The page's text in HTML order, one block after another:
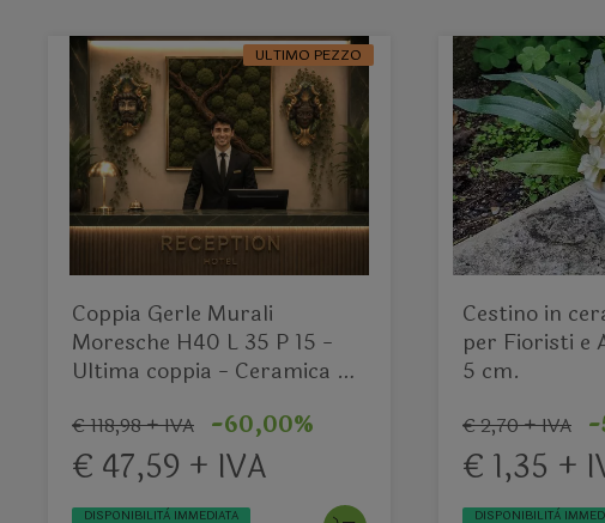
ULTIMO PEZZO
Coppia Gerle Murali
Moresche H40 L 35 P 15 -
Ultima coppia - Ceramica di
€ 118,98 + IVA -60,00%
€ 47,59 + IVA
DISPONIBILITÀ IMMEDIATA
Cestino in
per Fioristi e
5 cm.
€ 2,70 + IVA -
€ 1,35 +
DISPONIBILITÀ